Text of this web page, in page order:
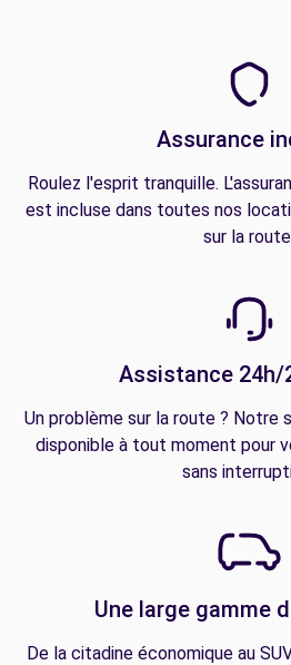
Assurance
Roulez l'esprit tranquille.
est incluse dans toutes nos
sur la
Assistance 24h/
Un problème sur la route ? Notre
disponible à tout moment pour
sans
Une large gamme
De la citadine économique au